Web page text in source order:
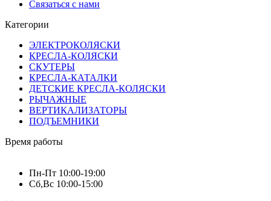
Связаться с нами
Категории
ЭЛЕКТРОКОЛЯСКИ
КРЕСЛА-КОЛЯСКИ
СКУТЕРЫ
КРЕСЛА-КАТАЛКИ
ДЕТСКИЕ КРЕСЛА-КОЛЯСКИ
РЫЧАЖНЫЕ
ВЕРТИКАЛИЗАТОРЫ
ПОДЪЕМНИКИ
Время работы
Пн-Пт 10:00-19:00
Сб,Вс 10:00-15:00